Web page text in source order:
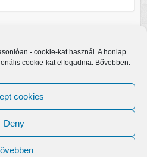
- cookie-kat használ. A honlap
cookie-kat elfogadnia. Bővebben:
cookies
Deny
. A sablont készítette: